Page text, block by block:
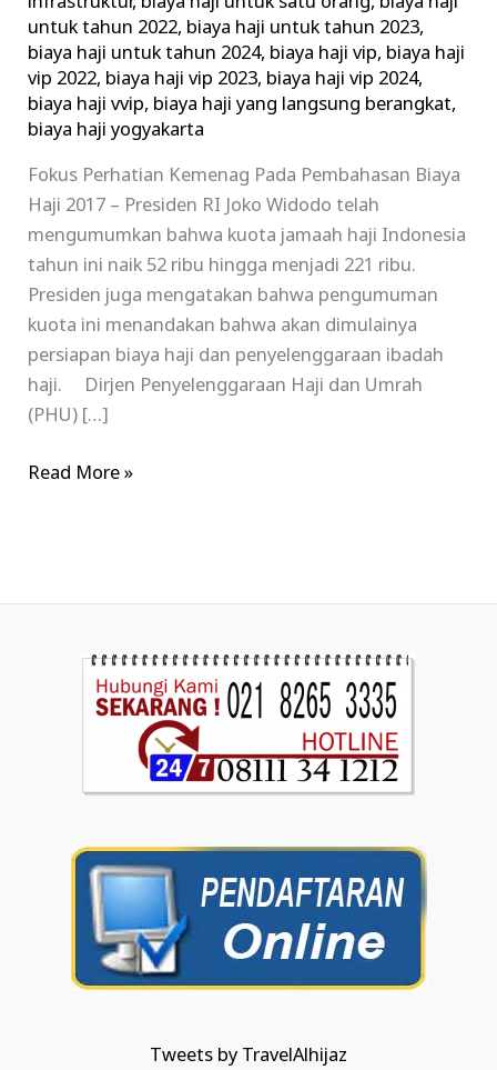
untuk tahun 2022, biaya haji untuk tahun 2023,
biaya haji untuk tahun 2024, biaya haji vip, biaya haji
vip 2022, biaya haji vip 2023, biaya haji vip 2024,
biaya haji vvip, biaya haji yang langsung berangkat,
biaya haji yogyakarta
Fokus Perhatian Kemenag Pada Pembahasan Biaya
Haji 2017 – Presiden RI Joko Widodo telah
mengumumkan bahwa kuota jamaah haji Indonesia
tahun ini naik 52 ribu hingga menjadi 221 ribu.
Presiden juga mengatakan bahwa pengumuman
kuota ini menandakan bahwa akan dimulainya
persiapan biaya haji dan penyelenggaraan ibadah
haji. Dirjen Penyelenggaraan Haji dan Umrah
(PHU) […]
Read More »
Tweets by TravelAlhijaz